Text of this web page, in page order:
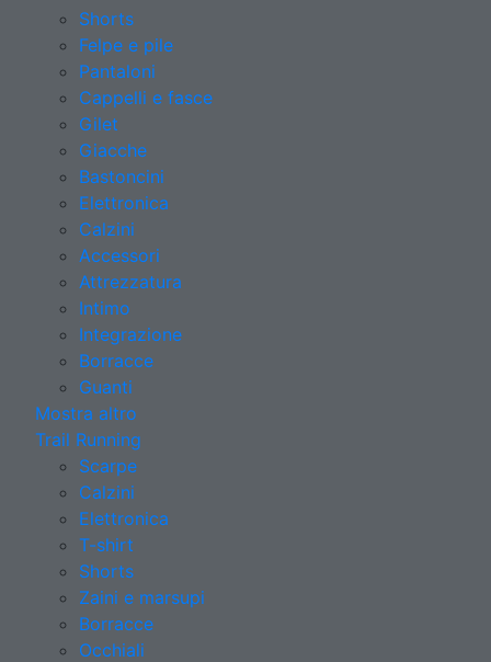
Shorts
Felpe e pile
Pantaloni
Cappelli e fasce
Gilet
Giacche
Bastoncini
Elettronica
Calzini
Accessori
Attrezzatura
Intimo
Integrazione
Borracce
Guanti
Mostra altro
Trail Running
Scarpe
Calzini
Elettronica
T-shirt
Shorts
Zaini e marsupi
Borracce
Occhiali